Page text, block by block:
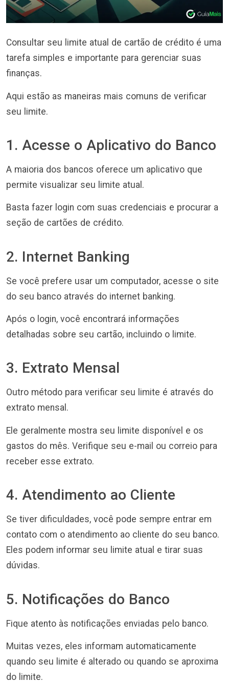
Consultar seu limite atual de cartão de crédito é uma
tarefa simples e importante para gerenciar suas
finanças.
Aqui estão as maneiras mais comuns de verificar
seu limite.
1. Acesse o Aplicativo do Banco
A maioria dos bancos oferece um aplicativo que
permite visualizar seu limite atual.
Basta fazer login com suas credenciais e procurar a
seção de cartões de crédito.
2. Internet Banking
Se você prefere usar um computador, acesse o site
do seu banco através do internet banking.
Após o login, você encontrará informações
detalhadas sobre seu cartão, incluindo o limite.
3. Extrato Mensal
Outro método para verificar seu limite é através do
extrato mensal.
Ele geralmente mostra seu limite disponível e os
gastos do mês. Verifique seu e-mail ou correio para
receber esse extrato.
4. Atendimento ao Cliente
Se tiver dificuldades, você pode sempre entrar em
contato com o atendimento ao cliente do seu banco.
Eles podem informar seu limite atual e tirar suas
dúvidas.
5. Notificações do Banco
Fique atento às notificações enviadas pelo banco.
Muitas vezes, eles informam automaticamente
quando seu limite é alterado ou quando se aproxima
do limite.